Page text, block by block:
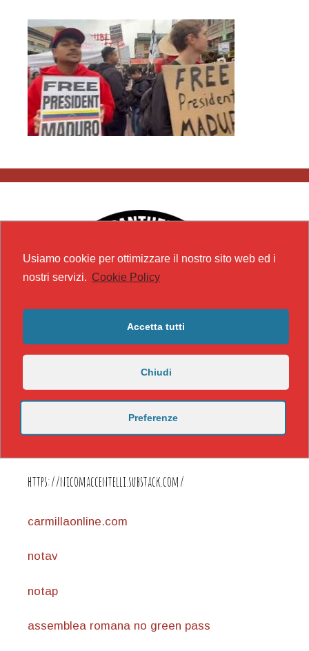
https://nicomaccentelli.substack.com/
carmillaonline.com
notav
notap
assemblea romana no green pass
Usiamo cookie per ottimizzare il nostro sito web ed i
nostri servizi. Cookie Policy
Accetta tutti
Chiudi
Preferenze